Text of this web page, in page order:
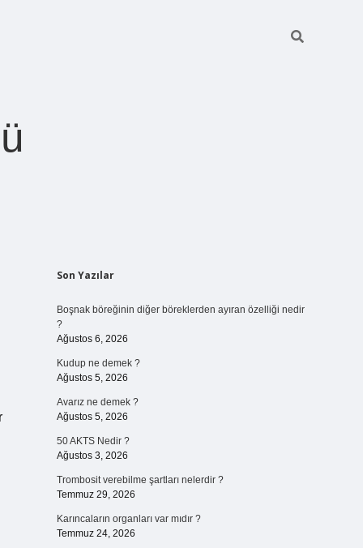
Sidebar
Son Yazılar
Boşnak böreğinin diğer böreklerden ayıran özelliği nedir
?
Ağustos 6, 2026
Kudup ne demek ?
Ağustos 5, 2026
Avarız ne demek ?
Ağustos 5, 2026
50 AKTS Nedir ?
Ağustos 3, 2026
Trombosit verebilme şartları nelerdir ?
Temmuz 29, 2026
Karıncaların organları var mıdır ?
Temmuz 24, 2026